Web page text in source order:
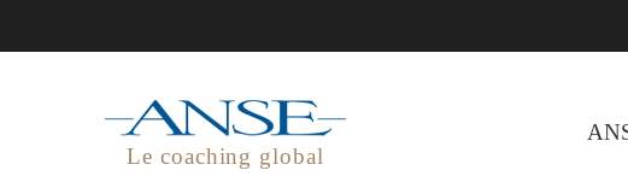
Le coaching global